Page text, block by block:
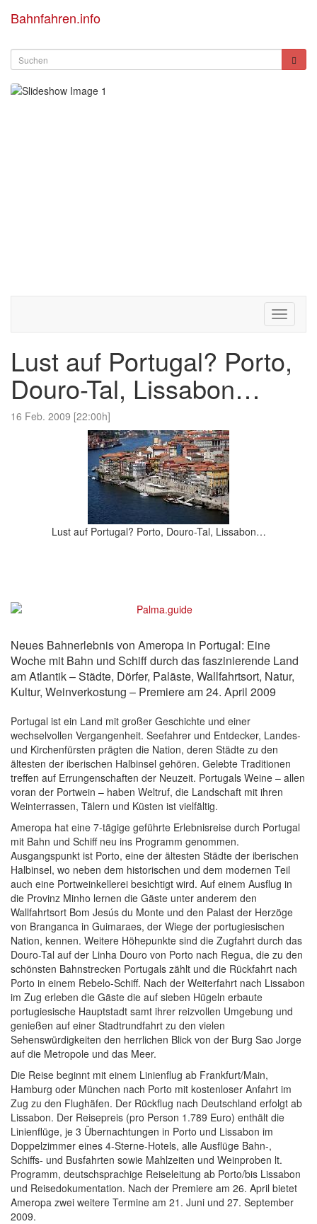
Bahnfahren.info
Toggle
Lust auf Portugal? Porto,
Douro-Tal, Lissabon…
16 Feb. 2009 [22:00h]
Lust auf Portugal? Porto, Douro-Tal, Lissabon…
Neues Bahnerlebnis von Ameropa in Portugal: Eine
Woche mit Bahn und Schiff durch das faszinierende Land
am Atlantik – Städte, Dörfer, Paläste, Wallfahrtsort, Natur,
Kultur, Weinverkostung – Premiere am 24. April 2009
Portugal ist ein Land mit großer Geschichte und einer
wechselvollen Vergangenheit. Seefahrer und Entdecker, Landes-
und Kirchenfürsten prägten die Nation, deren Städte zu den
ältesten der iberischen Halbinsel gehören. Gelebte Traditionen
treffen auf Errungenschaften der Neuzeit. Portugals Weine – allen
voran der Portwein – haben Weltruf, die Landschaft mit ihren
Weinterrassen, Tälern und Küsten ist vielfältig.
Ameropa hat eine 7-tägige geführte Erlebnisreise durch Portugal
mit Bahn und Schiff neu ins Programm genommen.
Ausgangspunkt ist Porto, eine der ältesten Städte der iberischen
Halbinsel, wo neben dem historischen und dem modernen Teil
auch eine Portweinkellerei besichtigt wird. Auf einem Ausflug in
die Provinz Minho lernen die Gäste unter anderem den
Wallfahrtsort Bom Jesús du Monte und den Palast der Herzöge
von Branganca in Guimaraes, der Wiege der portugiesischen
Nation, kennen. Weitere Höhepunkte sind die Zugfahrt durch das
Douro-Tal auf der Linha Douro von Porto nach Regua, die zu den
schönsten Bahnstrecken Portugals zählt und die Rückfahrt nach
Porto in einem Rebelo-Schiff. Nach der Weiterfahrt nach Lissabon
im Zug erleben die Gäste die auf sieben Hügeln erbaute
portugiesische Hauptstadt samt ihrer reizvollen Umgebung und
genießen auf einer Stadtrundfahrt zu den vielen
Sehenswürdigkeiten den herrlichen Blick von der Burg Sao Jorge
auf die Metropole und das Meer.
Die Reise beginnt mit einem Linienflug ab Frankfurt/Main,
Hamburg oder München nach Porto mit kostenloser Anfahrt im
Zug zu den Flughäfen. Der Rückflug nach Deutschland erfolgt ab
Lissabon. Der Reisepreis (pro Person 1.789 Euro) enthält die
Linienflüge, je 3 Übernachtungen in Porto und Lissabon im
Doppelzimmer eines 4-Sterne-Hotels, alle Ausflüge Bahn-,
Schiffs- und Busfahrten sowie Mahlzeiten und Weinproben lt.
Programm, deutschsprachige Reiseleitung ab Porto/bis Lissabon
und Reisedokumentation. Nach der Premiere am 26. April bietet
Ameropa zwei weitere Termine am 21. Juni und 27. September
2009.